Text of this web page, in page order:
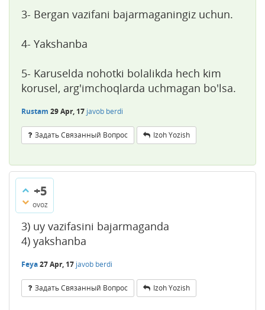
3- Bergan vazifani bajarmaganingiz uchun.
4- Yakshanba
5- Karuselda nohotki bolalikda hech kim
korusel, arg'imchoqlarda uchmagan bo'lsa.
Rustam 29 Apr, 17 javob berdi
Задать Связанный Вопрос Izoh Yozish
+5
ovoz
3) uy vazifasini bajarmaganda
4) yakshanba
Feya27 Apr, 17 javob berdi
Задать Связанный Вопрос Izoh Yozish